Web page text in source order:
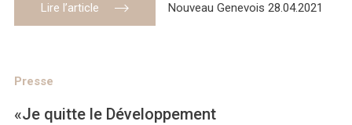
Lire l’article Nouveau Genevois 28.04.2021
Presse
«Je quitte le Développement